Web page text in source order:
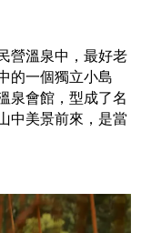
營溫泉中，最好老
的一個獨立小島
泉會館，型成了名
中美景前來，是當